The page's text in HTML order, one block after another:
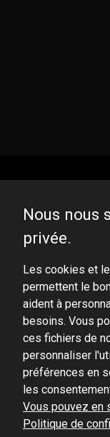
DOMINATOR GROUP Sp. z
Ludowa 59, 43-514
VAT ID No.: 6521751083
© Copyright 2022 |
Nous nous
privée.
Les cookies et
permettent le
aident à
besoins. Vous
ces fichiers de
personnaliser
préférences en
les
Vous pouvez en
Politique de